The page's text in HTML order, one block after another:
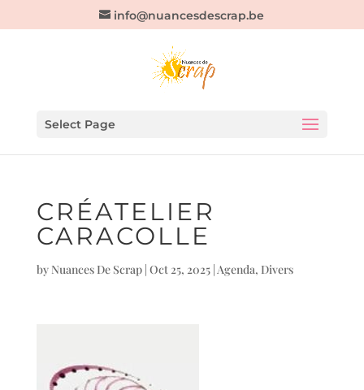
info@nuancesdescrap.be
Select Page
CRÉATELIER
CARACOLLE
by Nuances De Scrap| Oct 25, 2025|Agenda, Divers